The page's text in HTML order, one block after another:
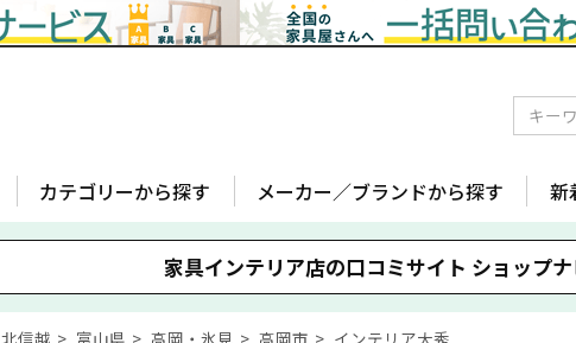
カテゴリーから探す メーカー／ブランドから探す 新
家具インテリア店の口コミサイト ショップ